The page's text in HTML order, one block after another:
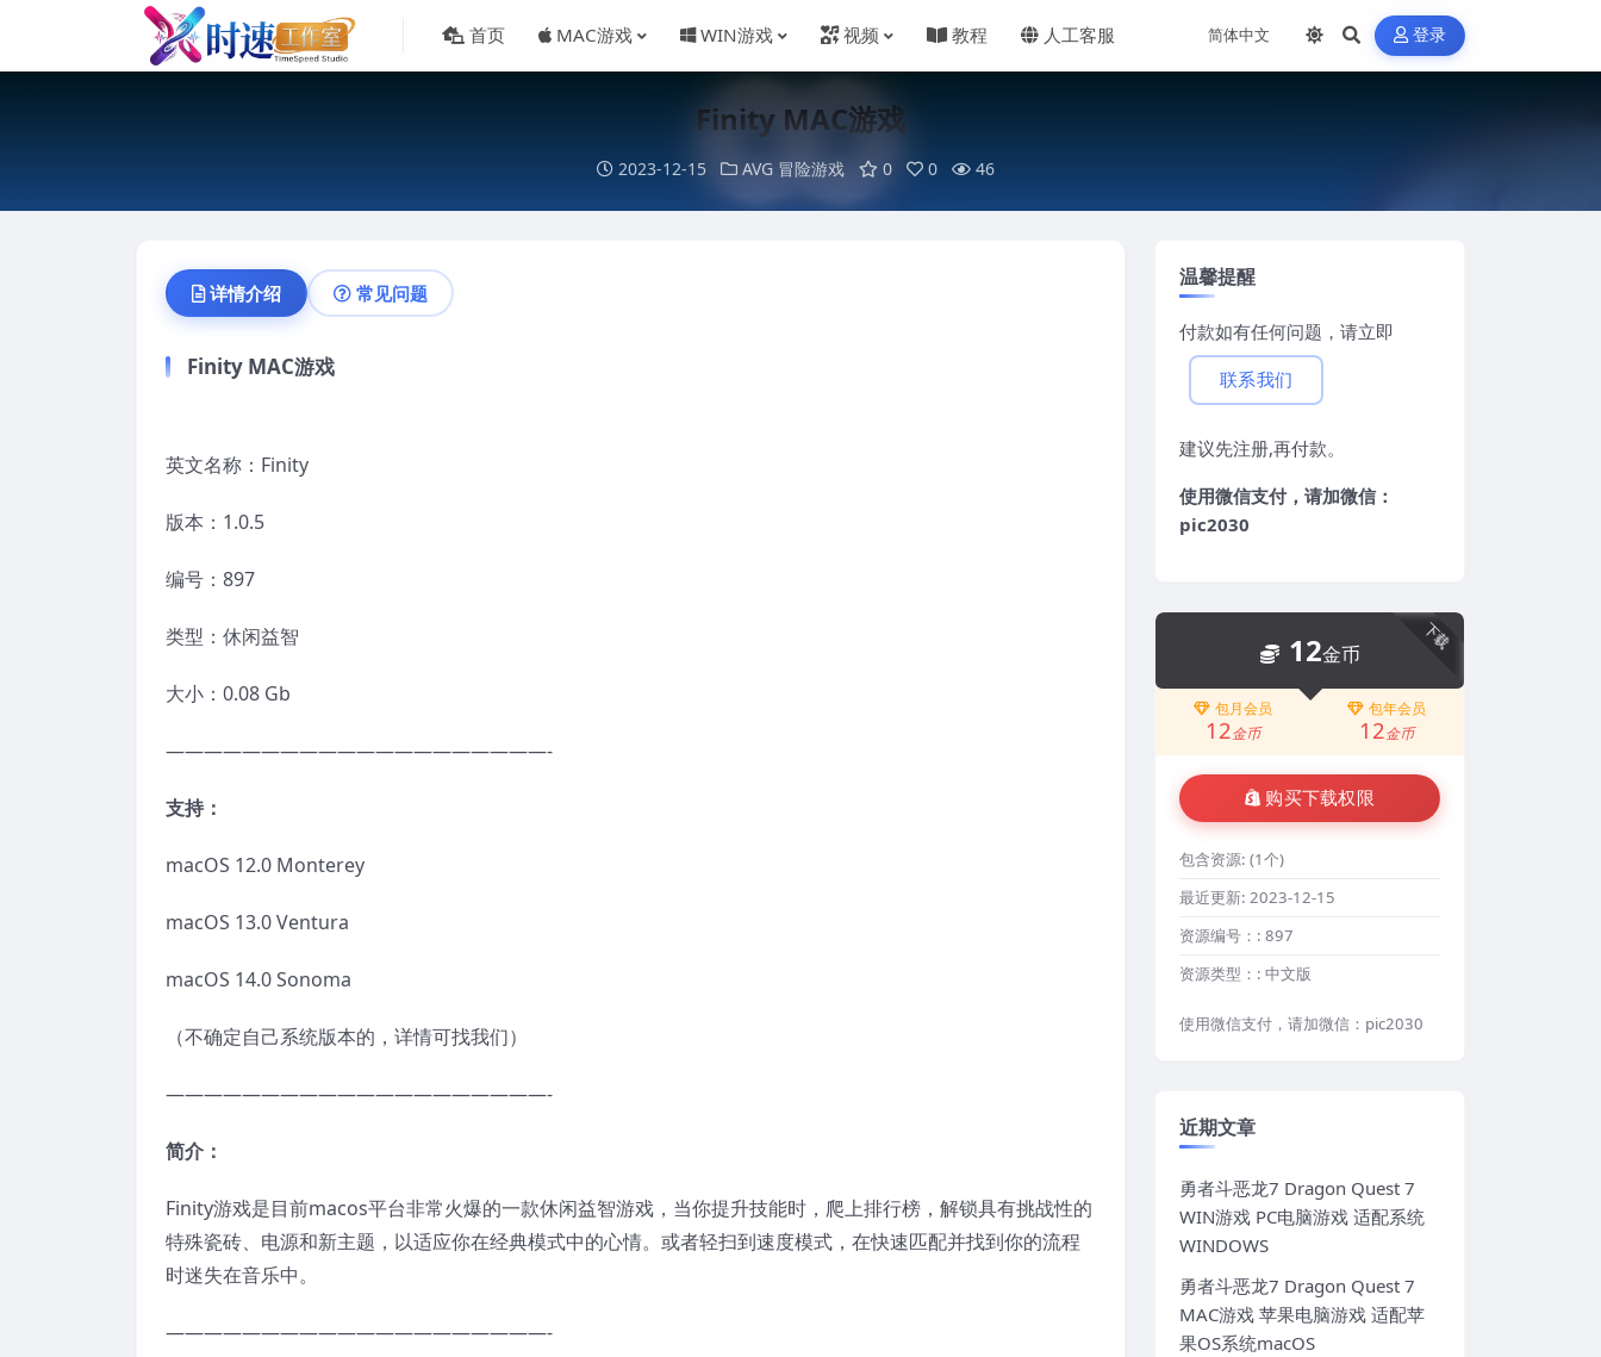
首页 MAC游戏 WIN游戏 视频 教程 人工客服 登录
Finity MAC游戏
2023-12-15 AVG 冒险游戏 0 0 46
详情介绍 常见问题
Finity MAC游戏
英文名称：Finity
版本：1.0.5
编号：897
类型：休闲益智
大小：0.08 Gb
————————————————————-
支持：
macOS 12.0 Monterey
macOS 13.0 Ventura
macOS 14.0 Sonoma
（不确定自己系统版本的，详情可找我们）
————————————————————-
简介：
Finity游戏是目前macos平台非常火爆的一款休闲益智游戏，当你提升技能时，爬上排行榜，解锁具有挑战性的
特殊瓷砖、电源和新主题，以适应你在经典模式中的心情。或者轻扫到速度模式，在快速匹配并找到你的流程
时迷失在音乐中。
————————————————————-
温馨提醒
付款如有任何问题，请立即
联系我们
建议先注册,再付款。
使用微信支付，请加微信：
pic2030
下载
12金币
包月会员
12金币
包年会员
12金币
购买下载权限
包含资源: (1个)
最近更新: 2023-12-15
资源编号：: 897
资源类型：: 中文版
使用微信支付，请加微信：pic2030
近期文章
勇者斗恶龙7 Dragon Quest 7
WIN游戏 PC电脑游戏 适配系统
WINDOWS
勇者斗恶龙7 Dragon Quest 7
MAC游戏 苹果电脑游戏 适配苹
果OS系统macOS